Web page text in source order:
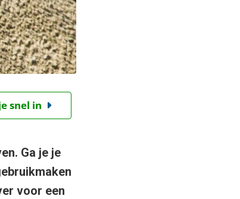
snel in
Ga je je
voor een